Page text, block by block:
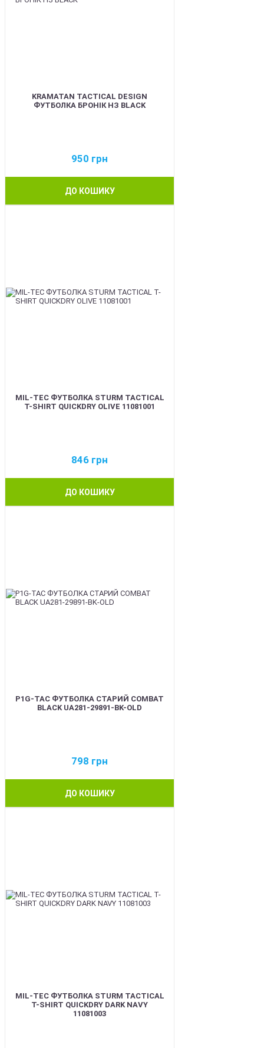
KRAMATAN TACTICAL DESIGN
ФУТБОЛКА БРОНІК НЗ BLACK
950 грн
ДО КОШИКУ
MIL-TEC ФУТБОЛКА STURM TACTICAL
T-SHIRT QUICKDRY OLIVE 11081001
846 грн
ДО КОШИКУ
P1G-TAC ФУТБОЛКА СТАРИЙ COMBAT
BLACK UA281-29891-BK-OLD
798 грн
ДО КОШИКУ
MIL-TEC ФУТБОЛКА STURM TACTICAL
T-SHIRT QUICKDRY DARK NAVY
11081003